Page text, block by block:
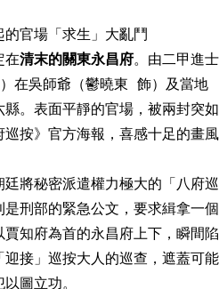
官場「求生」大亂鬥
在清末的關東永昌府。由二甲進士
在吳師爺（鬱曉東 飾）及當地
。表面平靜的官場，被兩封突如
按》官方海報，喜感十足的畫風
將秘密派遣權力極大的「八府巡
刑部的緊急公文，要求緝拿一個
賈知府為首的永昌府上下，瞬間陷
接」巡按大人的巡查，遮蓋可能
圖立功。